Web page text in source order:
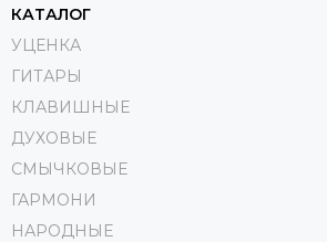
КАТАЛОГ
УЦЕНКА
ГИТАРЫ
КЛАВИШНЫЕ
ДУХОВЫЕ
СМЫЧКОВЫЕ
ГАРМОНИ
НАРОДНЫЕ